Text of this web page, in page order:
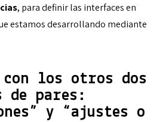
, para definir las interfaces en
estamos desarrollando mediante
con los otros dos
de pares:
y “ajustes o